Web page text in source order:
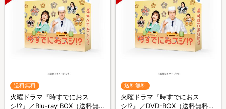
送料無料
火曜ドラマ『時すでにおス
シ!?』／Blu-ray BOX（送料無
送料無料
火曜ドラマ『時すでにおス
シ!?』／DVD-BOX（送料無料・